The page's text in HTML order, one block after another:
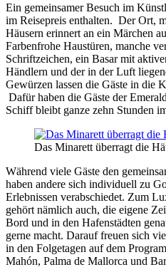
Ein gemeinsamer Besuch im
im Reisepreis enthalten. Der Ort,
Häusern erinnert an ein Märchen
Farbenfrohe Haustüren, manche
Schriftzeichen, ein Basar mit
Händlern und der in der Luft
Gewürzen lassen die Gäste in die
Dafür haben die Gäste der
Schiff bleibt ganze zehn Stunden
Das Minarett überragt die
Während viele Gäste den
haben andere sich individuell zu
Erlebnissen verabschiedet. Zum
gehört nämlich auch, die eigene
Bord und in den Hafenstädten
gerne macht. Darauf freuen sich
in den Folgetagen auf dem
Mahón, Palma de Mallorca und